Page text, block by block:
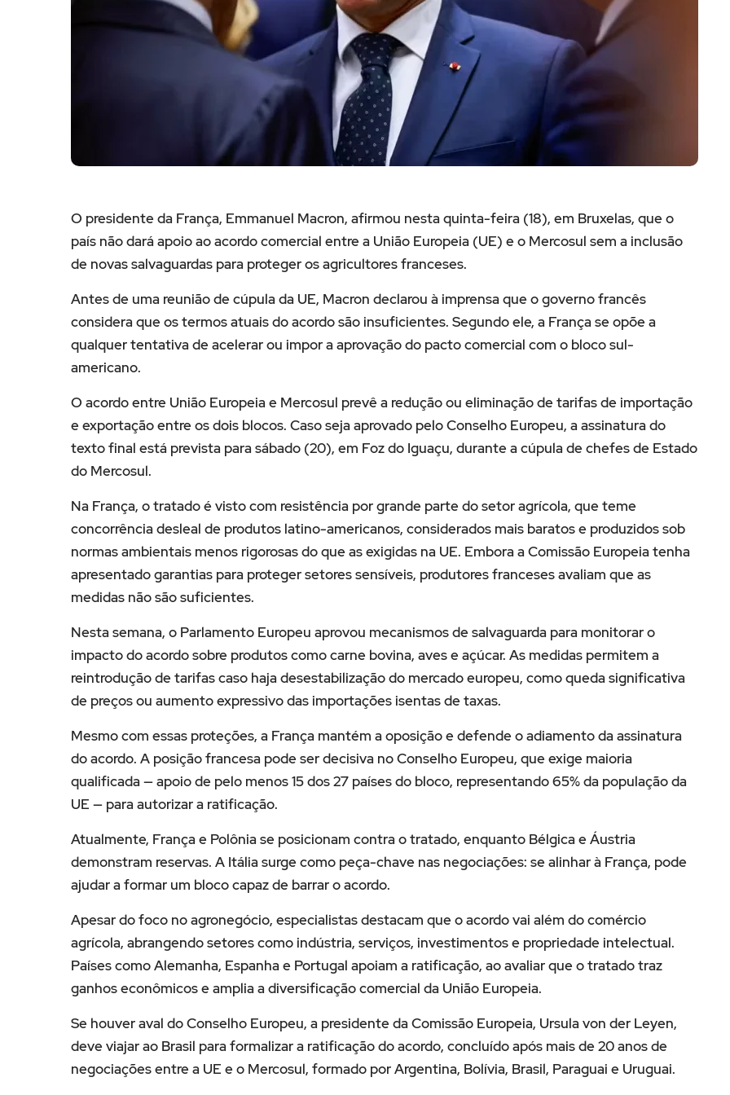
O presidente da França, Emmanuel Macron, afirmou nesta quinta-feira (18), em Bruxelas, que o
país não dará apoio ao acordo comercial entre a União Europeia (UE) e o Mercosul sem a inclusão
de novas salvaguardas para proteger os agricultores franceses.
Antes de uma reunião de cúpula da UE, Macron declarou à imprensa que o governo francês
considera que os termos atuais do acordo são insuficientes. Segundo ele, a França se opõe a
qualquer tentativa de acelerar ou impor a aprovação do pacto comercial com o bloco sul-
americano.
O acordo entre União Europeia e Mercosul prevê a redução ou eliminação de tarifas de importação
e exportação entre os dois blocos. Caso seja aprovado pelo Conselho Europeu, a assinatura do
texto final está prevista para sábado (20), em Foz do Iguaçu, durante a cúpula de chefes de Estado
do Mercosul.
Na França, o tratado é visto com resistência por grande parte do setor agrícola, que teme
concorrência desleal de produtos latino-americanos, considerados mais baratos e produzidos sob
normas ambientais menos rigorosas do que as exigidas na UE. Embora a Comissão Europeia tenha
apresentado garantias para proteger setores sensíveis, produtores franceses avaliam que as
medidas não são suficientes.
Nesta semana, o Parlamento Europeu aprovou mecanismos de salvaguarda para monitorar o
impacto do acordo sobre produtos como carne bovina, aves e açúcar. As medidas permitem a
reintrodução de tarifas caso haja desestabilização do mercado europeu, como queda significativa
de preços ou aumento expressivo das importações isentas de taxas.
Mesmo com essas proteções, a França mantém a oposição e defende o adiamento da assinatura
do acordo. A posição francesa pode ser decisiva no Conselho Europeu, que exige maioria
qualificada — apoio de pelo menos 15 dos 27 países do bloco, representando 65% da população da
UE — para autorizar a ratificação.
Atualmente, França e Polônia se posicionam contra o tratado, enquanto Bélgica e Áustria
demonstram reservas. A Itália surge como peça-chave nas negociações: se alinhar à França, pode
ajudar a formar um bloco capaz de barrar o acordo.
Apesar do foco no agronegócio, especialistas destacam que o acordo vai além do comércio
agrícola, abrangendo setores como indústria, serviços, investimentos e propriedade intelectual.
Países como Alemanha, Espanha e Portugal apoiam a ratificação, ao avaliar que o tratado traz
ganhos econômicos e amplia a diversificação comercial da União Europeia.
Se houver aval do Conselho Europeu, a presidente da Comissão Europeia, Ursula von der Leyen,
deve viajar ao Brasil para formalizar a ratificação do acordo, concluído após mais de 20 anos de
negociações entre a UE e o Mercosul, formado por Argentina, Bolívia, Brasil, Paraguai e Uruguai.